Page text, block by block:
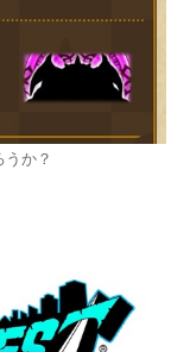
か？